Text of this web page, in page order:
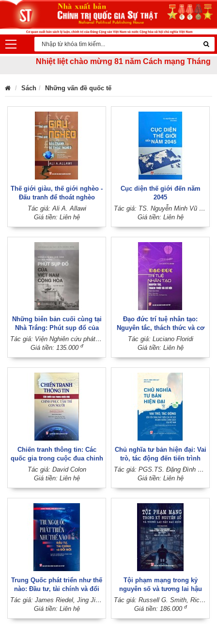
Nhiệt liệt chào mừng 81 năm Cách mạng Tháng
Sách Những vấn đề quốc tế
Thế giới giàu, thế giới nghèo -
Đấu tranh để thoát nghèo
(Sách tham khảo)
Tác giả: Ali A. Allawi
Giá tiền: Liên hệ
Cục diện thế giới đến năm
2045
Tác giả: TS. Nguyễn Minh Vũ (chủ biên)
Giá tiền: Liên hệ
Những biên bản cuối cùng tại
Nhà Trắng: Phút sụp đổ của
Việt Nam Cộng hòa (Xuất bản
lần thứ ba)
Tác giả: Viện Nghiên cứu phát triển Phương Đông - Ngô Bắc biên dịch
Giá tiền: 135.000 đ
Đạo đức trí tuệ nhân tạo:
Nguyên tắc, thách thức và cơ
hội (Sách tham khảo)
Tác giả: Luciano Floridi
Giá tiền: Liên hệ
Chiến tranh thông tin: Các
quốc gia trong cuộc đua chinh
phục tâm trí con người (Sách
tham khảo)
Tác giả: David Colon
Giá tiền: Liên hệ
Chủ nghĩa tư bản hiện đại: Vai
trò, tác động đến tiến trình
phát triển của thế giới và định
hướng chính sách của Việt
Tác giả: PGS.TS. Đặng Đình Quý (Chủ biên)
Giá tiền: Liên hệ
Trung Quốc phát triển như thế
nào: Đầu tư, tài chính và đổi
mới
Tác giả: James Riedel, Jing Jin và Jian Gao
Giá tiền: Liên hệ
Tội phạm mạng trong kỷ
nguyên số và tương lai hậu
đại dịch (Sách tham khảo)Tác giả: Russell G. Smith, Rick Sarre, Lennon Yao-Chung Chang, Laurie Yiu-Chung Lau (Đồng chủ biên)
Giá tiền: 186.000 đ